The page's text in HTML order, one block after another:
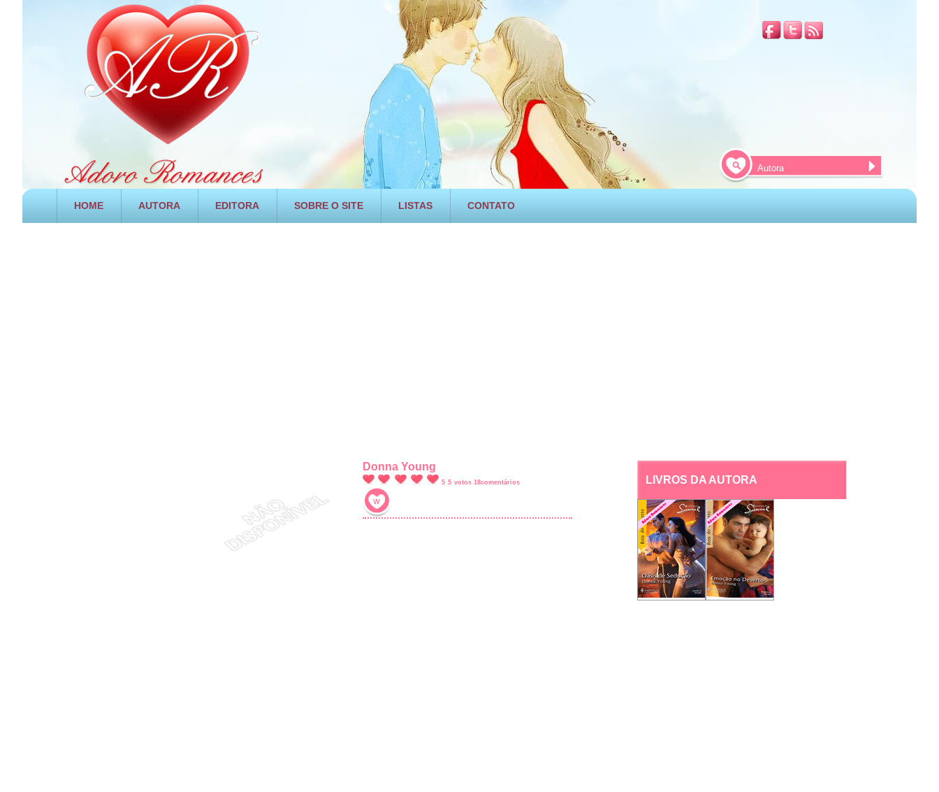
HOME AUTORA EDITORA SOBRE O SITE LISTAS CONTATO
Donna Young
5 5 votos 18comentários LIVROS DA AUTORA